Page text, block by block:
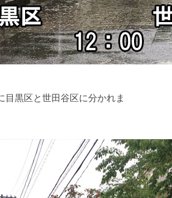
目黒区と世田谷区に分かれま